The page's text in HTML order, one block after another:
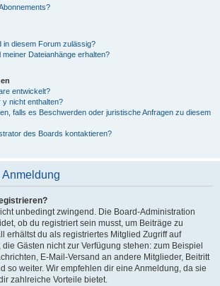
in diesem Forum zulässig?
meiner Dateianhänge erhalten?
entwickelt?
nicht enthalten?
falls es Beschwerden oder juristische Anfragen zu diesem
des Boards kontaktieren?
unbedingt zwingend. Die Board-Administration
ob du registriert sein musst, um Beiträge zu
erhältst du als registriertes Mitglied Zugriff auf
Gästen nicht zur Verfügung stehen: zum Beispiel
E-Mail-Versand an andere Mitglieder, Beitritt
so weiter. Wir empfehlen dir eine Anmeldung, da sie
zahlreiche Vorteile bietet.